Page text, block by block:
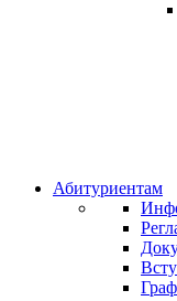
Абитуриентам